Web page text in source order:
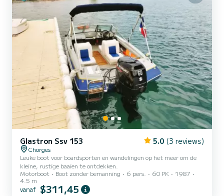
Glastron Ssv 153 5.0 (3 reviews)
Chorges
Leuke boot voor boardsporten en wandelingen op het meer om de
kleine, rustige baaien te ontdekken.
Motorboot
Boot zonder bemanning 6 pers. 60 PK
1987
4.5 m
vanaf $311,45